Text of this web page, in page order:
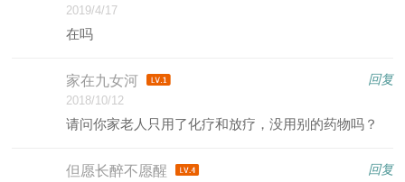
2019/4/17
在吗
回复
家在九女河
2018/10/12
请问你家老人只用了化疗和放疗，没用别的药物吗？
回复
但愿长醉不愿醒